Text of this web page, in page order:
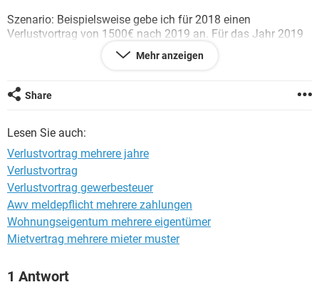
Szenario: Beispielsweise gebe ich für 2018 einen
Verlustvortrag von 1500€ nach 2019 an. Für das Jahr 2019
habe ich einen Verlust von z.B. 1200€ berechnet. Für 2020
Gebe ich dann 2019 als Verlustverrechnung "Verlust zum
31.12.2018" die 1500€ vom Vorjahr an und als
Summe?
Und für 2020: gebe ich dann als "Verlust bis zum
31.12.2019" wiederum die Summe aus 2018+2019 an oder
nur 2019? Und selbe Frage wieder für Verlustvortrag nach
2021...
Hoffe ihr versteht was ich meine. Vielen Dank schonmal!
Liebe Grüße
Mehr anzeigen
Share
Lesen Sie auch:
Verlustvortrag mehrere jahre
Verlustvortrag
Verlustvortrag gewerbesteuer
Awv meldepflicht mehrere zahlungen
Wohnungseigentum mehrere eigentümer
Mietvertrag mehrere mieter muster
1 Antwort